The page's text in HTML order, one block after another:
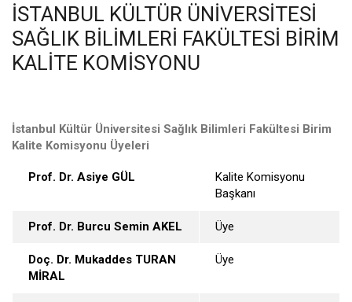
İSTANBUL KÜLTÜR ÜNIVERSITESI
SAĞLIK BILIMLERI FAKÜLTESI BIRIM
KALITE KOMISYONU
İstanbul Kültür Üniversitesi Sağlık Bilimleri Fakültesi Birim
Kalite Komisyonu Üyeleri
Prof. Dr. Asiye GÜL
Kalite Komisyonu
Başkanı
Prof. Dr. Burcu Semin AKEL Üye
Doç. Dr. Mukaddes TURAN
MİRAL
Üye